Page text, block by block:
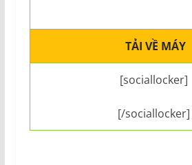
TẢI VỀ MÁY
[sociallocker]
[/sociallocker]